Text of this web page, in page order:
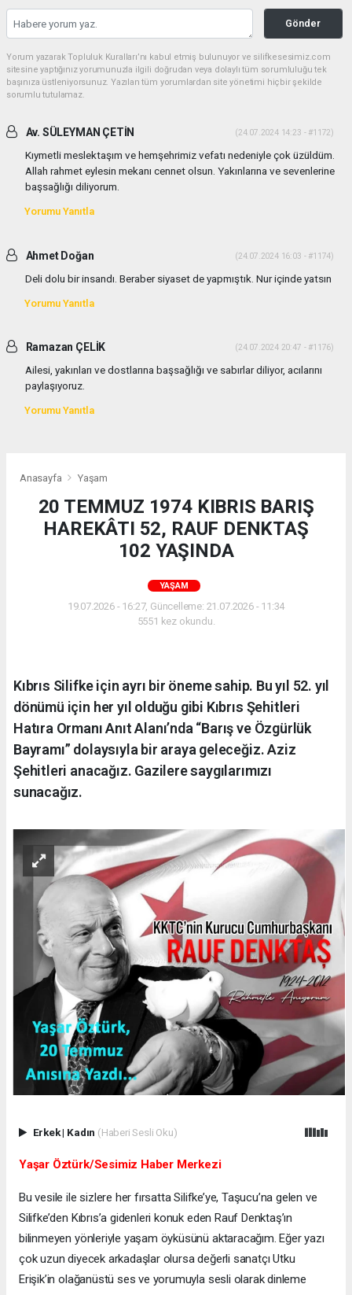
Gönder
Yorum yazarak Topluluk Kuralları’nı kabul etmiş bulunuyor ve silifkesesimiz.com
sitesine yaptığınız yorumunuzla ilgili doğrudan veya dolaylı tüm sorumluluğu tek
başınıza üstleniyorsunuz. Yazılan tüm yorumlardan site yönetimi hiçbir şekilde
sorumlu tutulamaz.
Av. SÜLEYMAN ÇETİN (24.07.2024 14:23 - #1172)
Kıymetli meslektaşım ve hemşehrimiz vefatı nedeniyle çok üzüldüm.
Allah rahmet eylesin mekanı cennet olsun. Yakınlarına ve sevenlerine
başsağlığı diliyorum.
Yorumu Yanıtla
Ahmet Doğan (24.07.2024 16:03 - #1174)
Deli dolu bir insandı. Beraber siyaset de yapmıştık. Nur içinde yatsın
Yorumu Yanıtla
Ramazan ÇELİK (24.07.2024 20:47 - #1176)
Ailesi, yakınları ve dostlarına başsağlığı ve sabırlar diliyor, acılarını
paylaşıyoruz.
Yorumu Yanıtla
Anasayfa Yaşam
20 TEMMUZ 1974 KIBRIS BARIŞ
HAREKÂTI 52, RAUF DENKTAŞ
102 YAŞINDA
YAŞAM
19.07.2026 - 16:27, Güncelleme: 21.07.2026 - 11:34
5551 kez okundu.
Kıbrıs Silifke için ayrı bir öneme sahip. Bu yıl 52. yıl
dönümü için her yıl olduğu gibi Kıbrıs Şehitleri
Hatıra Ormanı Anıt Alanı’nda “Barış ve Özgürlük
Bayramı” dolaysıyla bir araya geleceğiz. Aziz
Şehitleri anacağız. Gazilere saygılarımızı
sunacağız.
Erkek| Kadın (Haberi Sesli Oku)
Yaşar Öztürk/Sesimiz Haber Merkezi
Bu vesile ile sizlere her fırsatta Silifke’ye, Taşucu’na gelen ve
Silifke’den Kıbrıs’a gidenleri konuk eden Rauf Denktaş’ın
bilinmeyen yönleriyle yaşam öyküsünü aktaracağım. Eğer yazı
çok uzun diyecek arkadaşlar olursa değerli sanatçı Utku
Erişik’in olağanüstü ses ve yorumuyla sesli olarak dinleme